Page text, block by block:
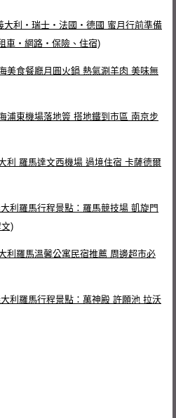
大利‧瑞士‧法國‧德國 蜜月行前準備
車‧網路‧保險、住宿)
美食餐廳月圓火鍋 熱氣涮羊肉 美味無
浦東機場落地簽 搭地鐵到市區 南京步
利 羅馬達文西機場 過境住宿 卡薩德爾
利羅馬行程景點：羅馬競技場 凱旋門
)
利羅馬溫馨公寓民宿推薦 周邊超市必
利羅馬行程景點：萬神殿 許願池 拉沃